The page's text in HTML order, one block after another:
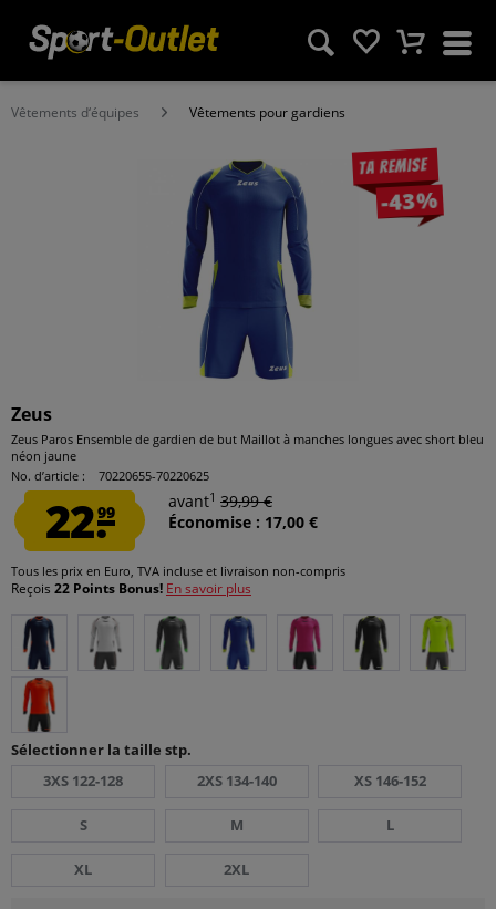
Vêtements d‘équipes Vêtements pour gardiens
Ta remise
-43%
Zeus
Zeus Paros Ensemble de gardien de but Maillot à manches longues avec short bleu
néon jaune
No. d’article :
70220655-70220625
22.99
avant1 39,99 €
Économise : 17,00 €
Tous les prix en Euro, TVA incluse et livraison non-compris
Reçois 22 Points Bonus! En savoir plus
Sélectionner la taille stp.
3XS 122-128
2XS 134-140 XS 146-152
S M L
XL 2XL